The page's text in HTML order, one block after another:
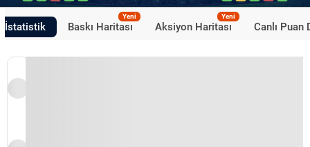
İstatistik Baskı Haritası
Yeni
Aksiyon Haritası
Yeni
Canlı Puan